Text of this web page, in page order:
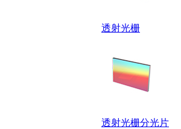
透射光栅
透射光栅分光片